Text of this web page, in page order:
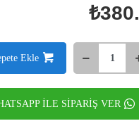
₺380.
Ekle
İLE SİPARİŞ VER